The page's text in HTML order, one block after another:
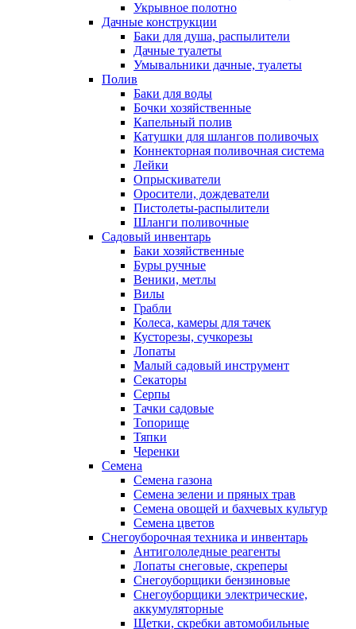
Укрывное полотно
Дачные конструкции
Баки для душа, распылители
Дачные туалеты
Умывальники дачные, туалеты
Полив
Баки для воды
Бочки хозяйственные
Капельный полив
Катушки для шлангов поливочых
Коннекторная поливочная система
Лейки
Опрыскиватели
Оросители, дождеватели
Пистолеты-распылители
Шланги поливочные
Садовый инвентарь
Баки хозяйственные
Буры ручные
Веники, метлы
Вилы
Грабли
Колеса, камеры для тачек
Кусторезы, сучкорезы
Лопаты
Малый садовый инструмент
Секаторы
Серпы
Тачки садовые
Топорище
Тяпки
Черенки
Семена
Семена газона
Семена зелени и пряных трав
Семена овощей и бахчевых культур
Семена цветов
Снегоуборочная техника и инвентарь
Антигололедные реагенты
Лопаты снеговые, скреперы
Снегоуборщики бензиновые
Снегоуборщики электрические,
аккумуляторные
Щетки, скребки автомобильные